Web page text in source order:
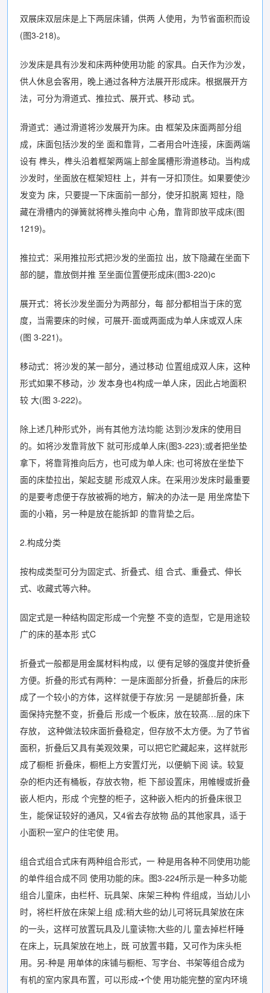
双展床双层床是上下两层床铺，供两 人使用，为节省面积而设
(图3-218)。
沙发床是具有沙发和床两种使用功能 的家具。白天作为沙发，
供人休息会客用，晚上通过各种方法展开形成床。根据展开方
法，可分为滑道式、推拉式、展开式、移动 式。
滑道式：通过滑道将沙发展开为床。由 框架及床面两部分组
成，床面包括沙发的坐 面和靠背，二者用合叶连接，床面两端
设有 榫头，榫头沿着框架两端上部金属槽形滑道移动。当构成
沙发时，坐面放在框架短柱 上，并有一牙扣顶住。如果要使沙
发变为 床，只要提一下床面前一部分，使牙扣脱离 短柱，隐
藏在滑槽内的弹簧就将榫头推向中 心角，靠背即放平成床(图
1219)。
推拉式：采用推拉形式把沙发的坐面拉 出，放下隐藏在坐面下
部的腿，靠放倒并推 至坐面位置便形成床(图3-220)c
展开式：将长沙发坐面分为两部分，每 部分都相当于床的宽
度，当需要床的时候，可展开-面或两面成为单人床或双人床
(图 3-221)。
移动式：将沙发的某一部分，通过移动 位置组成双人床，这种
形式如果不移动，沙 发本身也4构成一单人床，因此占地面积
较 大(图 3-222)。
除上述几种形式外，尚有其他方法均能 达到沙发床的使用目
的。如将沙发靠背放下 就可形成单人床(图3-223);或者把坐垫
拿下，将靠背推向后方，也可成为单人床; 也可将放在坐垫下
面的床垫拉出，架起支腿 形成双人床。在采用沙发床时最重要
的是要考虑便于存放被褥的地方，解决的办法一是 用坐席垫下
面的小箱，另一种是放在能拆卸 的靠背垫之后。
2.构成分类
按构成类型可分为固定式、折叠式、组 合式、重叠式、伸长
式、收藏式等六种。
固定式是一种结构固定形成一个完整 不变的造型，它是用途较
广的床的基本形 式C
折叠式一般都是用金属材料构成，以 便有足够的强度并使折叠
方便。折叠的形式有两种：一是床面部分折叠，折叠后的床形
成了一个较小的方体，这样就便于存放;另 一是腿部折叠，床
面保持完整不变，折叠后 形成一个板床，放在较髙…层的床下
存放， 这种做法较床面折叠稳定，但存放不太方便。为了节省
面积，折叠后又具有美观效果，可以把它贮藏起来，这样就形
成了橱柜 折叠床，橱柜上方安置灯光，以便躺下阅 读。较复
杂的柜内还有桶板，存放衣物，柜 下部设置床，用帷幔或折叠
嵌人柜内，形成 个完整的柜子，这种嵌入柜内的折叠床很卫
生，能保证较好的通风，又4省去存放物 品的其他家具，适于
小面积一室户的住宅使 用。
组合式组合式床有两种组合形式，一 种是用各种不同使用功能
的单件组合成不同 使用功能的床。图3-224所示是一种多功能
组合儿童床，由栏杆、玩具架、床架三种构 件组成，当幼儿小
时，将栏杆放在床架上组 成;稍大些的幼儿可将玩具架放在床
的一头，这样可放置玩具及儿童读物;大些的儿 童去掉栏杆睡
在床上，玩具架放在地上，既 可放置书籍，又可作为床头柜
用。另-种是 用单体的床铺与橱柜、写字台、书架等组合成为
有机的室内家具布置，可以形成-•个使 用功能完整的室内环境